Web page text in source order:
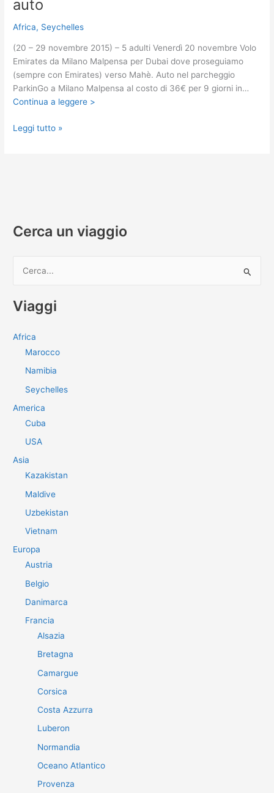
auto
Africa, Seychelles
(20 – 29 novembre 2015) – 5 adulti Venerdì 20 novembre Volo
Emirates da Milano Malpensa per Dubai dove proseguiamo
(sempre con Emirates) verso Mahè. Auto nel parcheggio
ParkinGo a Milano Malpensa al costo di 36€ per 9 giorni in…
Continua a leggere >
Seychelles
auto
Leggi tutto »
Cerca un viaggio
c
Viaggi
Africa
Marocco
Namibia
Seychelles
America
Cuba
USA
Asia
Kazakistan
Maldive
Uzbekistan
Vietnam
Europa
Austria
Belgio
Danimarca
Francia
Alsazia
Bretagna
Camargue
Corsica
Costa Azzurra
Luberon
Normandia
Oceano Atlantico
Provenza